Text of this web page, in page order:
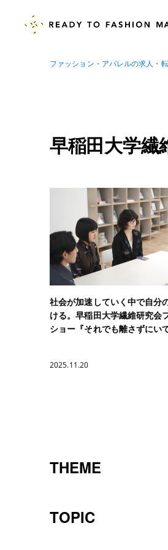
ファッション・アパレルの求人・
早稲田大学繊
社会が加速していく中で自分
ける。早稲田大学繊維研究会
ショー『それでも離さずにいて
2025.11.20
THEME
TOPIC